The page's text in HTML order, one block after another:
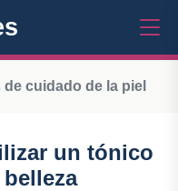
cuidado de la piel
un tónico